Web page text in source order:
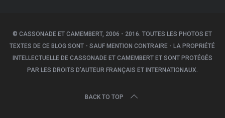
© CASSONADE ET CAMEMBERT, 2006 - 2016. TOUTES LES PHOTOS ET
TEXTES DE CE BLOG SONT - SAUF MENTION CONTRAIRE - LA PROPRIÉTÉ
INTELLECTUELLE DE CASSONADE ET CAMEMBERT ET SONT PROTÉGÉS
PAR LES DROITS D’AUTEUR FRANÇAIS ET INTERNATIONAUX.
BACK TO TOP